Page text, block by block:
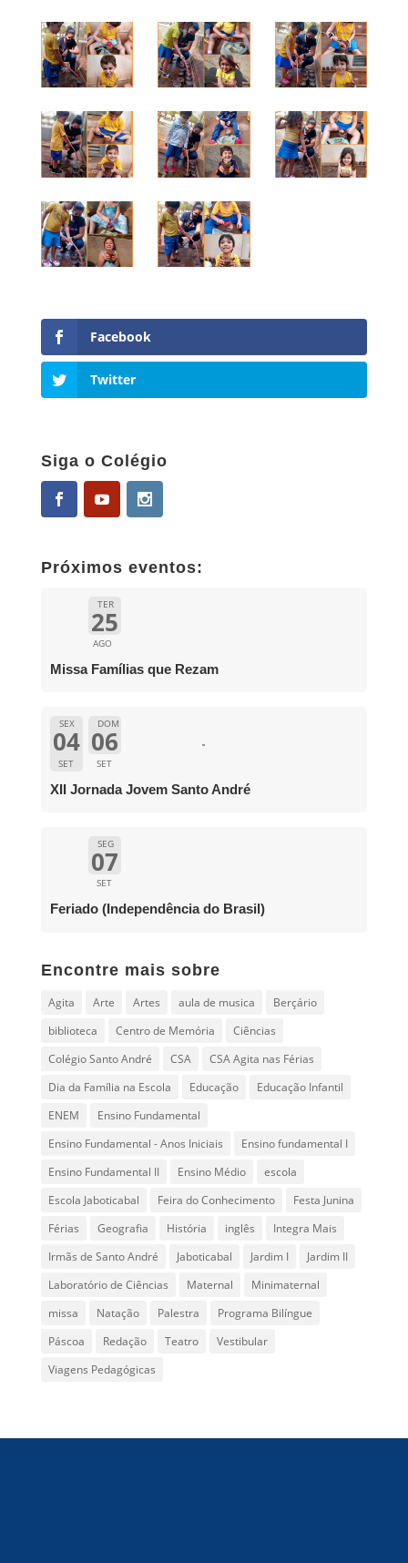
Facebook
Twitter
Siga o Colégio
Próximos eventos:
TER
25
AGO
Missa Famílias que Rezam
SEX
04
SET
DOM
06
SET
XII Jornada Jovem Santo André
SEG
07
SET
Feriado (Independência do Brasil)
Encontre mais sobre
Agita Arte Artes aula de musica
Berçário
biblioteca
Centro de Memória
Ciências
Colégio Santo André
CSA
CSA Agita nas Férias
Dia da Família na Escola
Educação
Educação Infantil
ENEM
Ensino Fundamental
Ensino Fundamental - Anos Iniciais
Ensino fundamental I
Ensino Fundamental II
Ensino Médio
escola
Escola Jaboticabal
Feira do Conhecimento
Festa Junina
Férias
Geografia História inglês
Integra Mais
Irmãs de Santo André
Jaboticabal Jardim I
Jardim II
Laboratório de Ciências
Maternal
Minimaternal
missa
Natação Palestra
Programa Bilíngue
Páscoa
Redação Teatro
Vestibular
Viagens Pedagógicas